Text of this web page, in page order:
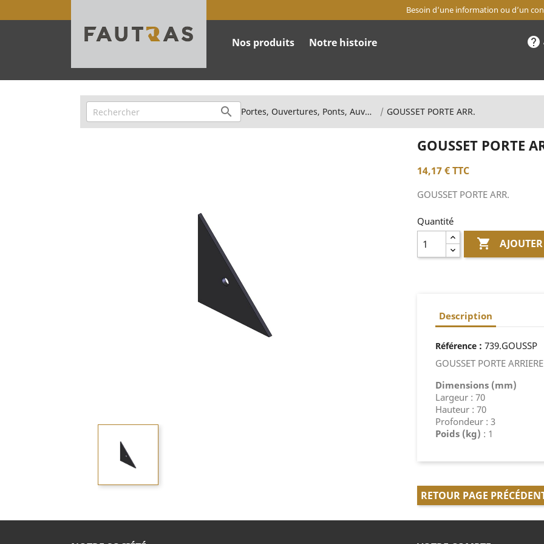
Besoin d’une information ou d’un
Nos produits Notre histoire help
 Portes, Ouvertures, Ponts, Auvents GOUSSET PORTE ARR.
GOUSSET PORTE
14,17 €TTC
GOUSSET PORTE ARR.
Quantité

Description
Référence : 739.GOUSSP
GOUSSET PORTE
Dimensions (mm)
Largeur : 70
Hauteur : 70
Profondeur : 3
Poids (kg) : 1
RETOUR PAGE